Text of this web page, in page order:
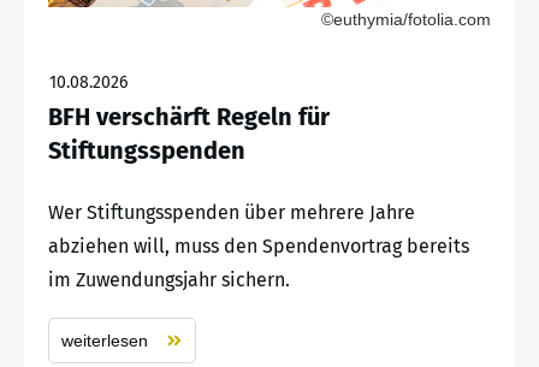
©euthymia/fotolia.com
10.08.2026
BFH verschärft Regeln für
Stiftungsspenden
Wer Stiftungsspenden über mehrere Jahre
abziehen will, muss den Spendenvortrag bereits
im Zuwendungsjahr sichern.
weiterlesen